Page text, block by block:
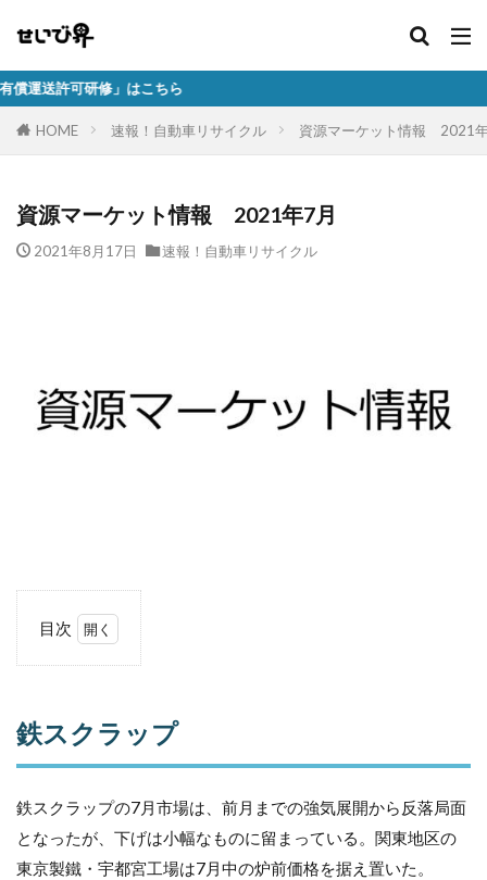
はこちら
HOME 速報！自動車リサイクル 資源マーケット情報 2021
資源マーケット情報 2021年7月
2021年8月17日 速報！自動車リサイクル
目次
ク
ラ
ッ
2
粗
鋼
鉄スクラップ
鉄スクラップの7月市場は、前月までの強気展開から反落局面
となったが、下げは小幅なものに留まっている。関東地区の
東京製鐵・宇都宮工場は7月中の炉前価格を据え置いた。